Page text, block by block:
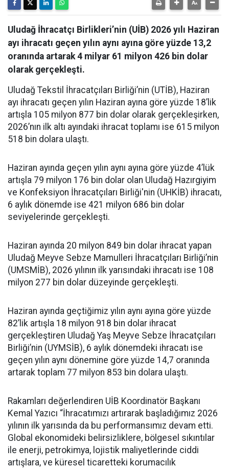
Uludağ İhracatçı Birlikleri’nin (UİB) 2026 yılı Haziran
ayı ihracatı geçen yılın aynı ayına göre yüzde 13,2
oranında artarak 4 milyar 61 milyon 426 bin dolar
olarak gerçekleşti.
Uludağ Tekstil İhracatçıları Birliği’nin (UTİB), Haziran
ayı ihracatı geçen yılın Haziran ayına göre yüzde 18’lik
artışla 105 milyon 877 bin dolar olarak gerçekleşirken,
2026’nın ilk altı ayındaki ihracat toplamı ise 615 milyon
518 bin dolara ulaştı.
Haziran ayında geçen yılın aynı ayına göre yüzde 4’lük
artışla 79 milyon 176 bin dolar olan Uludağ Hazırgiyim
ve Konfeksiyon İhracatçıları Birliği'nin (UHKİB) ihracatı,
6 aylık dönemde ise 421 milyon 686 bin dolar
seviyelerinde gerçekleşti.
Haziran ayında 20 milyon 849 bin dolar ihracat yapan
Uludağ Meyve Sebze Mamulleri İhracatçıları Birliği’nin
(UMSMİB), 2026 yılının ilk yarısındaki ihracatı ise 108
milyon 277 bin dolar düzeyinde gerçekleşti.
Haziran ayında geçtiğimiz yılın aynı ayına göre yüzde
82’lik artışla 18 milyon 918 bin dolar ihracat
gerçekleştiren Uludağ Yaş Meyve Sebze İhracatçıları
Birliği’nin (UYMSİB), 6 aylık dönemdeki ihracatı ise
geçen yılın aynı dönemine göre yüzde 14,7 oranında
artarak toplam 77 milyon 853 bin dolara ulaştı.
Rakamları değerlendiren UİB Koordinatör Başkanı
Kemal Yazıcı “İhracatımızı artırarak başladığımız 2026
yılının ilk yarısında da bu performansımız devam etti.
Global ekonomideki belirsizliklere, bölgesel sıkıntılar
ile enerji, petrokimya, lojistik maliyetlerinde ciddi
artışlara, ve küresel ticaretteki korumacılık